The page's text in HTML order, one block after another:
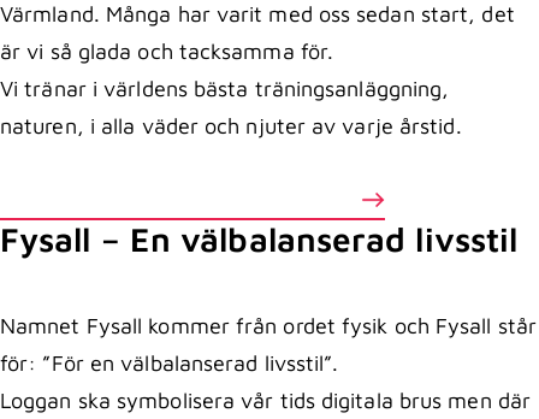
Värmland. Många har varit med oss sedan start, det
är vi så glada och tacksamma för.
Vi tränar i världens bästa träningsanläggning,
naturen, i alla väder och njuter av varje årstid.
Fysall – En välbalanserad livsstil
Namnet Fysall kommer från ordet fysik och Fysall står
för: ”För en välbalanserad livsstil”.
Loggan ska symbolisera vår tids digitala brus men där